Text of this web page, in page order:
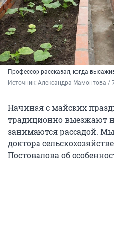
Профессор рассказал, когда
Источник: Александра Мамонтова /
Начиная с майских
традиционно выезжают
занимаются рассадой.
доктора
Постовалова об